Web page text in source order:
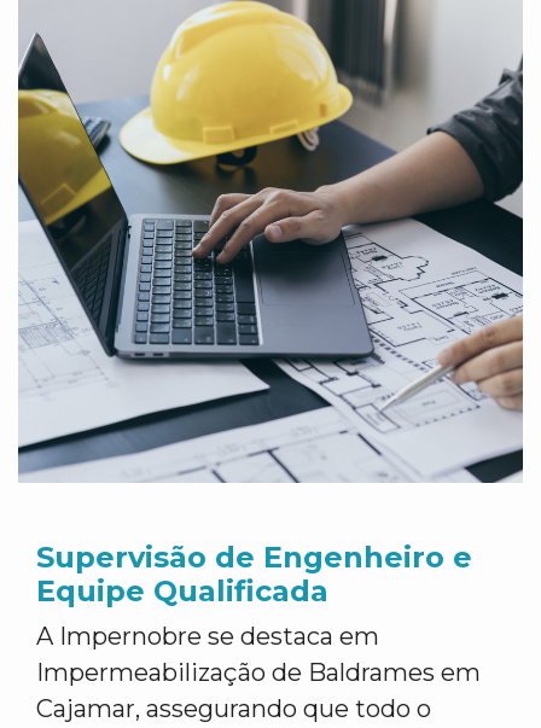
Supervisão de Engenheiro e
Equipe Qualificada
A Impernobre se destaca em
Impermeabilização de Baldrames em
Cajamar, assegurando que todo o